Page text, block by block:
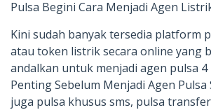
Pulsa Begini Cara Menjadi Agen
Kini sudah banyak tersedia platform
atau token listrik secara online yang
andalkan untuk menjadi agen pulsa 4
Penting Sebelum Menjadi Agen Pulsa
juga pulsa khusus sms, pulsa